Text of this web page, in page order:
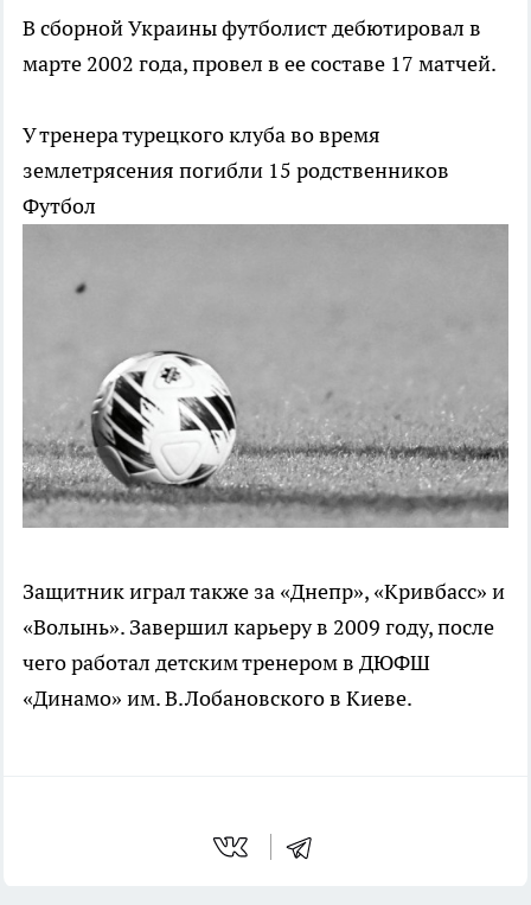
В сборной Украины футболист дебютировал в
марте 2002 года, провел в ее составе 17 матчей.
У тренера турецкого клуба во время
землетрясения погибли 15 родственников
Футбол
Защитник играл также за «Днепр», «Кривбасс» и
«Волынь». Завершил карьеру в 2009 году, после
чего работал детским тренером в ДЮФШ
«Динамо» им. В.Лобановского в Киеве.